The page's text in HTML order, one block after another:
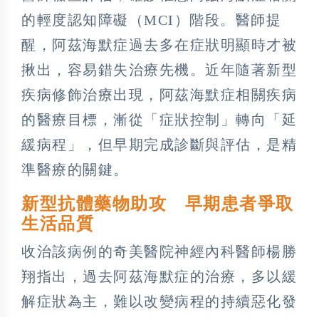
的輕度認知障礙（MCI）階段。醫師提
醒，阿茲海默症過去多在症狀明顯時才被
揪出，容易錯失治療先機。近年隨著新型
疾病修飾治療出現，阿茲海默症相關疾病
的醫療目標，漸從「症狀控制」轉向「延
緩病程」，但早期完成診斷與評估，是精
準醫療的關鍵。
新型抗體藥物助攻 早期患者爭取
生活品質
收治該病例的奇美醫院神經內科醫師楊勝
翔指出，過去阿茲海默症的治療，多以緩
解症狀為主，難以改變病程的持續惡化發